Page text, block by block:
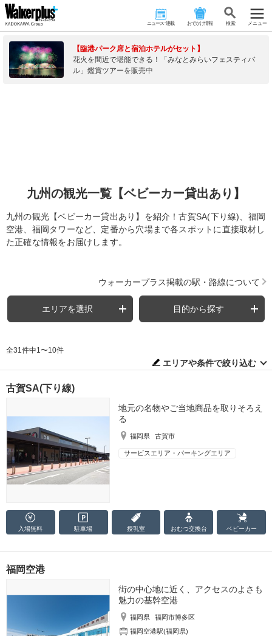
ニュース･連載 おでかけ情報 検 索 メニュー
【臨港パーク席と宿泊ホテルがセット】
花火を間近で堪能できる！「みなとみらいフェスティバ
ル」鑑賞ツアーを販売中
九州の観光一覧【ベビーカー貸出あり】
九州の観光【ベビーカー貸出あり】を紹介！古賀SA(下り線)、福岡
空港、福岡タワーなど、定番から穴場まで各スポットに直接取材し
た正確な情報をお届けします。
ウォーカープラス掲載の駅・路線について
エリアを選択 目的から探す
全31件中1〜10件
エリアや条件で絞り込む
古賀SA(下り線)
地元の名物やご当地商品を取りそろえ
る
福岡県 古賀市
サービスエリア・パーキングエリア
入場無料 駐車場 授乳室 おむつ交換台 ベビーカー
福岡空港
街の中心地に近く、アクセスのよさも
魅力の基幹空港
福岡県
福岡市博多区
福岡空港駅(福岡県)